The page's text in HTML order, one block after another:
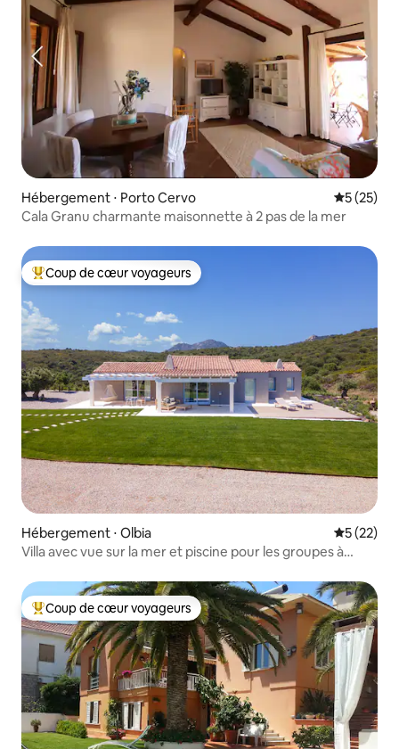
Hébergement ⋅ Porto Cervo
5 (25)
Cala Granu charmante maisonnette à 2 pas de la mer
Coups de cœur voyageurs les plus appréciés
Coup de cœur voyageurs
Hébergement ⋅ Olbia
5 (22)
Villa avec vue sur la mer et piscine pour les groupes à
Coups de cœur voyageurs les plus appréciés
Coup de cœur voyageurs